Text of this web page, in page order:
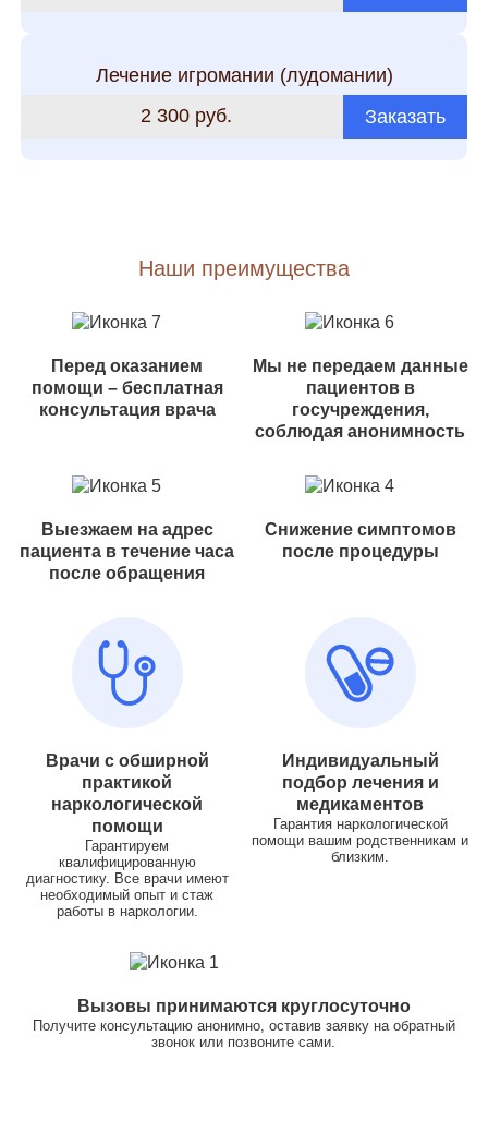
Лечение игромании (лудомании)
2 300 руб.
Заказать
Наши преимущества
Перед оказанием
помощи – бесплатная
консультация врача
Мы не передаем данные
пациентов в
госучреждения,
соблюдая анонимность
Выезжаем на адрес
пациента в течение часа
после обращения
Снижение симптомов
после процедуры
Врачи с обширной
практикой
наркологической
помощи
Гарантируем
квалифицированную
диагностику. Все врачи имеют
необходимый опыт и стаж
работы в наркологии.
Индивидуальный
подбор лечения и
медикаментов
Гарантия наркологической
помощи вашим родственникам и
близким.
Вызовы принимаются круглосуточно
Получите консультацию анонимно, оставив заявку на обратный
звонок или позвоните сами.